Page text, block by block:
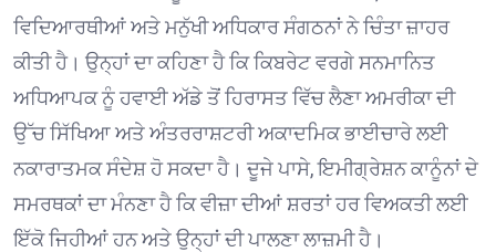
ਵਿਦਿਆਰਥੀਆਂ ਅਤੇ ਮਨੁੱਖੀ ਅਧਿਕਾਰ ਸੰਗਠਨਾਂ ਨੇ ਚਿੰਤਾ ਜ਼ਾਹਰ
ਕੀਤੀ ਹੈ। ਉਨ੍ਹਾਂ ਦਾ ਕਹਿਣਾ ਹੈ ਕਿ ਕਿਬਰੇਟ ਵਰਗੇ ਸਨਮਾਨਿਤ
ਅਧਿਆਪਕ ਨੂੰ ਹਵਾਈ ਅੱਡੇ ਤੋਂ ਹਿਰਾਸਤ ਵਿੱਚ ਲੈਣਾ ਅਮਰੀਕਾ ਦੀ
ਉੱਚ ਸਿੱਖਿਆ ਅਤੇ ਅੰਤਰਰਾਸ਼ਟਰੀ ਅਕਾਦਮਿਕ ਭਾਈਚਾਰੇ ਲਈ
ਨਕਾਰਾਤਮਕ ਸੰਦੇਸ਼ ਹੋ ਸਕਦਾ ਹੈ। ਦੂਜੇ ਪਾਸੇ, ਇਮੀਗ੍ਰੇਸ਼ਨ ਕਾਨੂੰਨਾਂ ਦੇ
ਸਮਰਥਕਾਂ ਦਾ ਮੰਨਣਾ ਹੈ ਕਿ ਵੀਜ਼ਾ ਦੀਆਂ ਸ਼ਰਤਾਂ ਹਰ ਵਿਅਕਤੀ ਲਈ
ਇੱਕੋ ਜਿਹੀਆਂ ਹਨ ਅਤੇ ਉਨ੍ਹਾਂ ਦੀ ਪਾਲਣਾ ਲਾਜ਼ਮੀ ਹੈ।